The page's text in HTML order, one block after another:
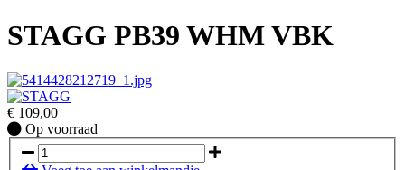
STAGG PB39 WHM VBK
€ 109,00
Op
voorraad
Op voorraad